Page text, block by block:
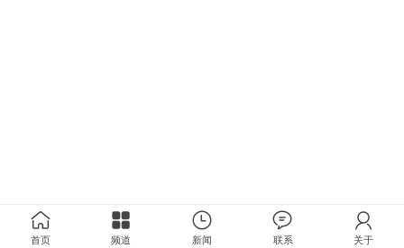
首页 频道 新闻 联系 关于